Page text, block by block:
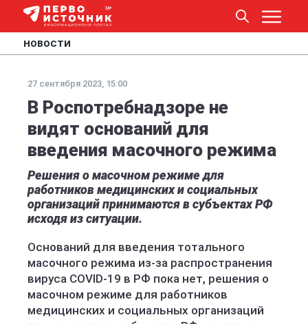
НОВОСТИ
27 сентября 2023, 15:00
В Роспотребнадзоре не
видят оснований для
введения масочного режима
Решения о масочном режиме для
работников медицинских и социальных
организаций принимаются в субъектах РФ
исходя из ситуации.
Оснований для введения тотального
масочного режима из-за распространения
вируса COVID-19 в РФ пока нет, решения о
масочном режиме для работников
медицинских и социальных организаций